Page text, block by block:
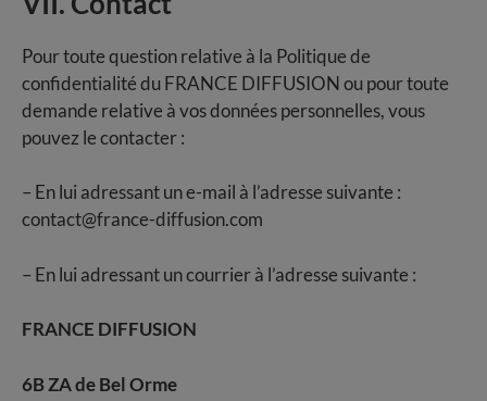
Pour toute question relative à la Politique de
confidentialité du FRANCE DIFFUSION ou pour toute
demande relative à vos données personnelles, vous
pouvez le contacter :
– En lui adressant un e-mail à l’adresse suivante :
contact@france-diffusion.com
– En lui adressant un courrier à l’adresse suivante :
FRANCE DIFFUSION
6B ZA de Bel Orme